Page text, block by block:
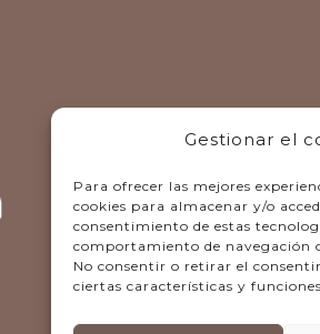
Gestionar el
Para ofrecer las mejores
cookies para almacenar y/o
consentimiento de estas
comportamiento de navegación
No consentir o retirar el
ciertas características y